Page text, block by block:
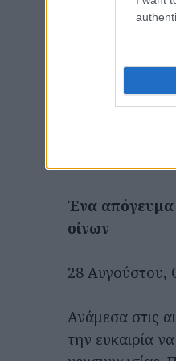
Το πρόγραμμα
ξεναγήσεις,
Αν βρεθείς
εκεί με
Ένα απόγευμα
οίνων
28 Αυγούστου,
Ανάμεσα στις
την ευκαιρία